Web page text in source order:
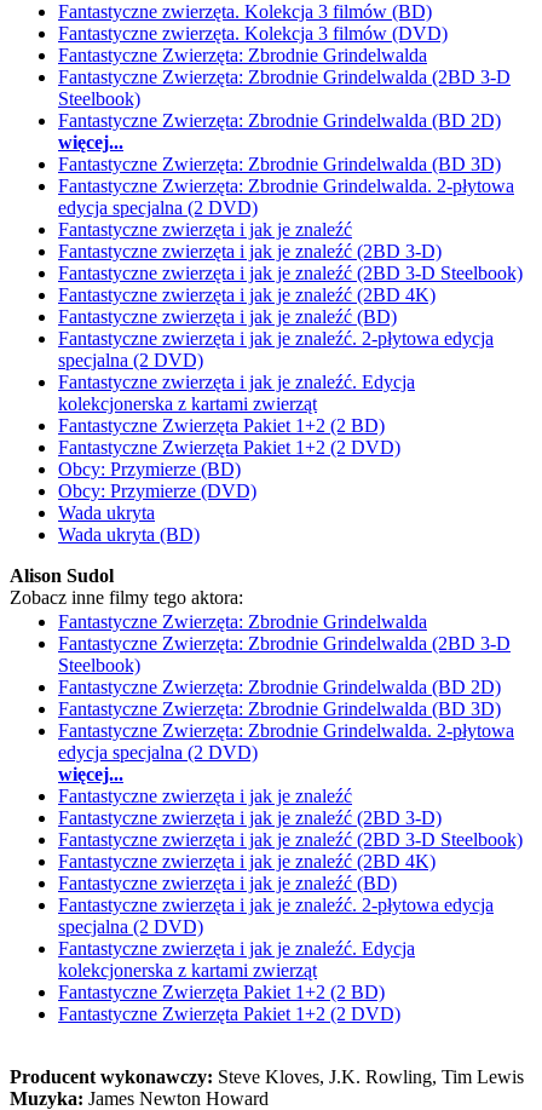
Fantastyczne zwierzęta. Kolekcja 3 filmów (BD)
Fantastyczne zwierzęta. Kolekcja 3 filmów (DVD)
Fantastyczne Zwierzęta: Zbrodnie Grindelwalda
Fantastyczne Zwierzęta: Zbrodnie Grindelwalda (2BD 3-D
Steelbook)
Fantastyczne Zwierzęta: Zbrodnie Grindelwalda (BD 2D)
więcej...
Fantastyczne Zwierzęta: Zbrodnie Grindelwalda (BD 3D)
Fantastyczne Zwierzęta: Zbrodnie Grindelwalda. 2-płytowa
edycja specjalna (2 DVD)
Fantastyczne zwierzęta i jak je znaleźć
Fantastyczne zwierzęta i jak je znaleźć (2BD 3-D)
Fantastyczne zwierzęta i jak je znaleźć (2BD 3-D Steelbook)
Fantastyczne zwierzęta i jak je znaleźć (2BD 4K)
Fantastyczne zwierzęta i jak je znaleźć (BD)
Fantastyczne zwierzęta i jak je znaleźć. 2-płytowa edycja
specjalna (2 DVD)
Fantastyczne zwierzęta i jak je znaleźć. Edycja
kolekcjonerska z kartami zwierząt
Fantastyczne Zwierzęta Pakiet 1+2 (2 BD)
Fantastyczne Zwierzęta Pakiet 1+2 (2 DVD)
Obcy: Przymierze (BD)
Obcy: Przymierze (DVD)
Wada ukryta
Wada ukryta (BD)
Alison Sudol
Zobacz inne filmy tego aktora:
Fantastyczne Zwierzęta: Zbrodnie Grindelwalda
Fantastyczne Zwierzęta: Zbrodnie Grindelwalda (2BD 3-D
Steelbook)
Fantastyczne Zwierzęta: Zbrodnie Grindelwalda (BD 2D)
Fantastyczne Zwierzęta: Zbrodnie Grindelwalda (BD 3D)
Fantastyczne Zwierzęta: Zbrodnie Grindelwalda. 2-płytowa
edycja specjalna (2 DVD)
więcej...
Fantastyczne zwierzęta i jak je znaleźć
Fantastyczne zwierzęta i jak je znaleźć (2BD 3-D)
Fantastyczne zwierzęta i jak je znaleźć (2BD 3-D Steelbook)
Fantastyczne zwierzęta i jak je znaleźć (2BD 4K)
Fantastyczne zwierzęta i jak je znaleźć (BD)
Fantastyczne zwierzęta i jak je znaleźć. 2-płytowa edycja
specjalna (2 DVD)
Fantastyczne zwierzęta i jak je znaleźć. Edycja
kolekcjonerska z kartami zwierząt
Fantastyczne Zwierzęta Pakiet 1+2 (2 BD)
Fantastyczne Zwierzęta Pakiet 1+2 (2 DVD)
Producent wykonawczy: Steve Kloves, J.K. Rowling, Tim Lewis
Muzyka: James Newton Howard